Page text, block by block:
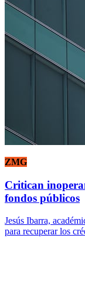
ZMG
Critican
fondos públicos
Jesús Ibarra,
para recuperar los